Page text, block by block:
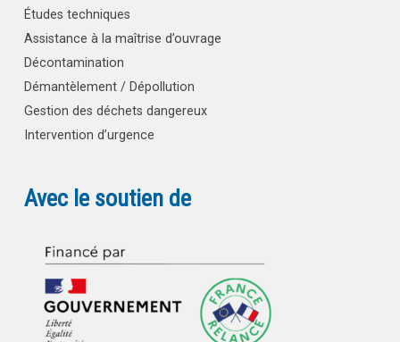
Études techniques
Assistance à la maîtrise d’ouvrage
Décontamination
Démantèlement / Dépollution
Gestion des déchets dangereux
Intervention d’urgence
Avec le soutien de